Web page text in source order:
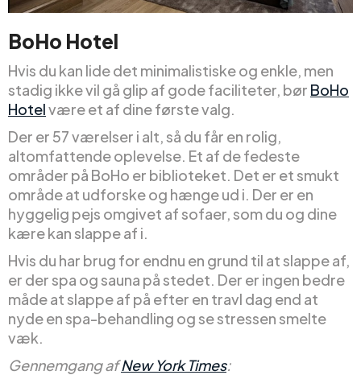
BoHo Hotel
Hvis du kan lide det minimalistiske og enkle, men
stadig ikke vil gå glip af gode faciliteter, bør BoHo
Hotelvære et af dine første valg.
Der er 57 værelser i alt, så du får en rolig,
altomfattende oplevelse. Et af de fedeste
områder på BoHo er biblioteket. Det er et smukt
område at udforske og hænge ud i. Der er en
hyggelig pejs omgivet af sofaer, som du og dine
kære kan slappe af i.
Hvis du har brug for endnu en grund til at slappe af,
er der spa og sauna på stedet. Der er ingen bedre
måde at slappe af på efter en travl dag end at
nyde en spa-behandling og se stressen smelte
væk.
Gennemgang afNew York Times: